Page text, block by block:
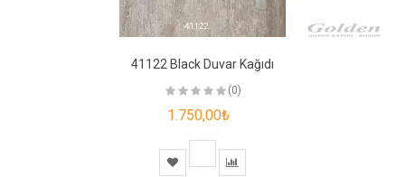
41122 Black Duvar Kağıdı
(0)
1.750,00₺